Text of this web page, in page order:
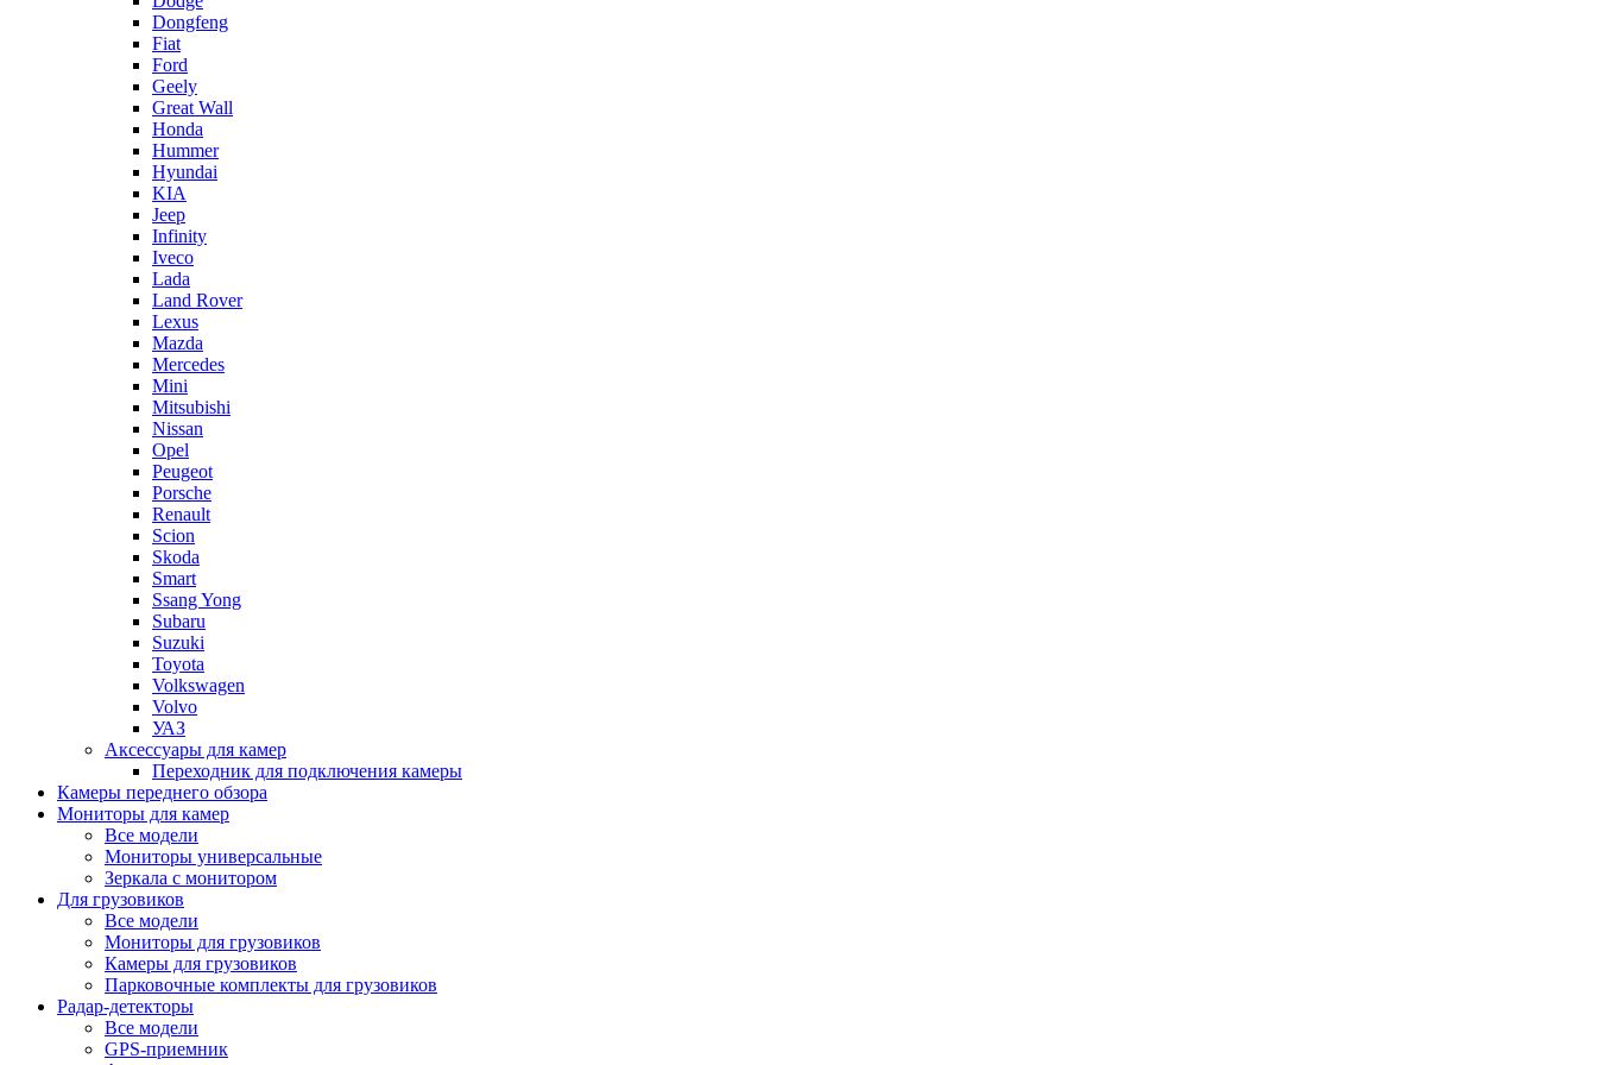
Dongfeng
Fiat
Ford
Geely
Great Wall
Honda
Hummer
Hyundai
KIA
Jeep
Infinity
Iveco
Lada
Land Rover
Lexus
Mazda
Mercedes
Mini
Mitsubishi
Nissan
Opel
Peugeot
Porsche
Renault
Scion
Skoda
Smart
Ssang Yong
Subaru
Suzuki
Toyota
Volkswagen
Volvo
УАЗ
Аксессуары для камер
Переходник для подключения камеры
Камеры переднего обзора
Мониторы для камер
Все модели
Мониторы универсальные
Зеркала с монитором
Для грузовиков
Все модели
Мониторы для грузовиков
Камеры для грузовиков
Парковочные комплекты для грузовиков
Радар-детекторы
Все модели
GPS-приемник